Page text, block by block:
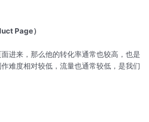
Page）
进来，那么他的转化率通常也较高，也是
难度相对较低，流量也通常较低，是我们